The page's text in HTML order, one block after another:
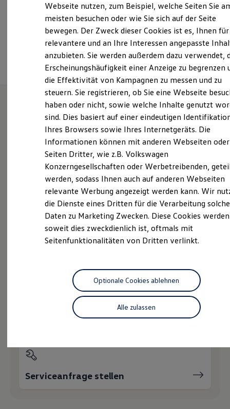
Laden
Laden unterwegs
Laden Zuhause
Ladestationen finden
Ladezeitensimulator
Batterie
Sicherheit
Garantie und Lebensdauer
Nachhaltigkeit
Technologie
Kosten und Kauf
Verbrauchskosten
Kaufoptionen
E-Auto-Förderung
Software und Konnektivität
ID. Software Versionen und Updates
Digitale Extras
Schnittstellen zu Ihrem ID.
Hybridautos
Marke und Erlebnis
Volkswagen R und R Experience
R-Modelle
Driving Experience
Volkswagen entdecken
Lifestyle Shop
T-Roc Kollektion
Golf Kollektion
ID. Kollektion
Volkswagen Kollektion
R-Kollektion
Besitzer und Service
myVolkswagen
Software Updates
Ansprechpartner
Wie können wir
Ihnen weiterhelfen?
Probefahrt vereinbaren
Servicetermin buchen
Serviceanfrage stellen
Webseite nutzen, zum Beispiel, welche Seiten Sie
meisten besuchen oder wie Sie sich auf der Seite
bewegen. Der Zweck dieser Cookies ist es, Ihnen für
relevantere und an Ihre Interessen angepasste
anzubieten. Sie werden außerdem dazu verwendet,
Erscheinungshäufigkeit einer Anzeige zu begrenzen
die Effektivität von Kampagnen zu messen und zu
steuern. Sie registrieren, ob Sie eine Webseite
haben oder nicht, sowie welche Inhalte genutzt
sind. Dies basiert auf einer eindeutigen
Ihres Browsers sowie Ihres Internetgeräts. Die
Informationen können mit anderen Webseiten oder
Seiten Dritter, wie z.B. Volkswagen
Konzerngesellschaften oder Werbetreibenden,
werden, sodass Ihnen auch auf anderen Webseiten
relevante Werbung angezeigt werden kann. Wir
die Dienste eines Dritten für die Verarbeitung
Daten zu Marketing Zwecken. Diese Cookies
soweit dies zweckdienlich ist, oftmals mit
Seitenfunktionalitäten von Dritten verlinkt.
Alle zulassen
Optionale Cookies ablehnen